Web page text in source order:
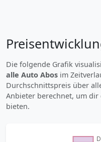
Die folgende Grafik
alle Auto Abos im
Durchschnittspreis über
Anbieter berechnet, um
bieten.